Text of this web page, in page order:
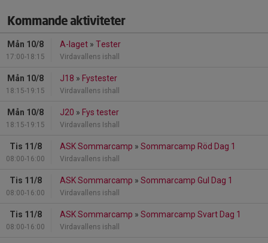
Kommande aktiviteter
Mån 10/8
17:00-18:15
A-laget » Tester
Virdavallens ishall
Mån 10/8
18:15-19:15
J18 » Fystester
Virdavallens ishall
Mån 10/8
18:15-19:15
J20 » Fys tester
Virdavallens Ishall
Tis 11/8
08:00-16:00
ASK Sommarcamp » Sommarcamp Röd Dag 1
Virdavallens ishall
Tis 11/8
08:00-16:00
ASK Sommarcamp » Sommarcamp Gul Dag 1
Virdavallens ishall
Tis 11/8
08:00-16:00
ASK Sommarcamp » Sommarcamp Svart Dag 1
Virdavallens ishall